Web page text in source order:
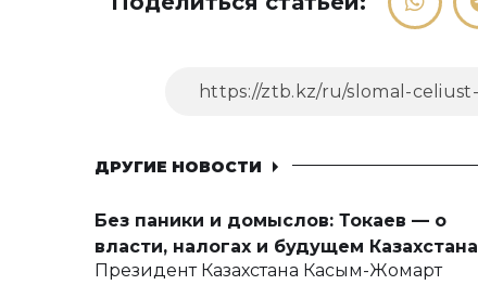
ДРУГИЕ НОВОСТИ
Без паники и домыслов: Токаев — о
власти, налогах и будущем Казахстана
Президент Казахстана Касым-Жомарт